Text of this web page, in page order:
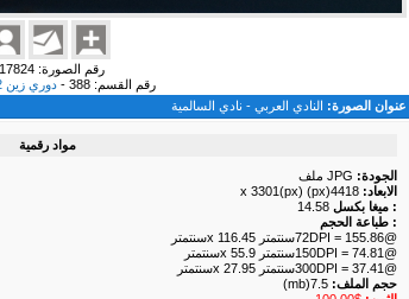
رقم الصورة: 117824
رقم القسم: 388 -
دوري زين 2022-2023
عنوان الصورة: النادي العربي - نادي السالمية
مواد رقمية
الجودة: JPG ملف
الابعاد: 4418(px) x 3301(px)
: ميغا بكسل 14.58
: طباعة الحجم
@72DPI = 155.86سنتمتر x 116.45سنتمتر
@150DPI = 74.81سنتمتر x 55.9سنتمتر
@300DPI = 37.41سنتمتر x 27.95سنتمتر
حجم الملف: 7.5(mb)